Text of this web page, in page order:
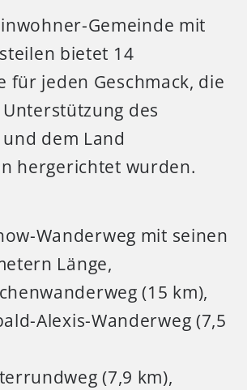
Gemeinde mit
bietet 14
für jeden Geschmack, die
des
dem Land
hergerichtet wurden.
Wanderweg mit seinen
Länge,
(15 km),
Alexis-Wanderweg (7,5
(7,9 km),